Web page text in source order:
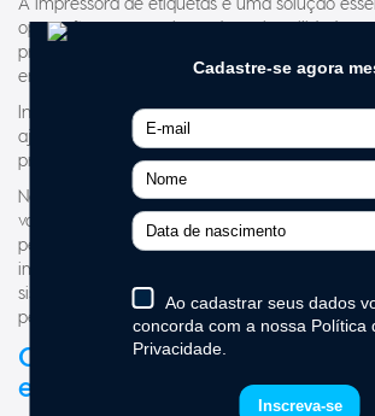
operações que precisam de mais agilidade na
produtos, organização de estoque e emissão
envio.
ajuda a otimizar processos e tornar a rotina
prática.
Na Elgin, você encontra modelos
volumes de impressão e necessidades do
pequenos empreendedores até operações
impressoras oferecem integração com
sistemas de gestão e automação comercial,
pedidos e expedição.
Como escolher a melhor
etiquetas?